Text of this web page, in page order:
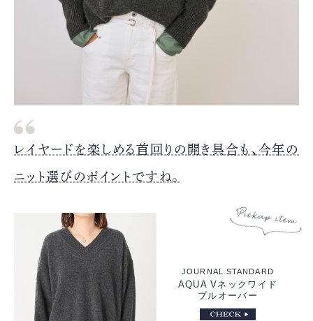
レイヤードを楽しめる首回りの開き具合も、今年の
ニット選びのポイントですね。
JOURNAL STANDARD
AQUA Vネックワイド
プルオーバー